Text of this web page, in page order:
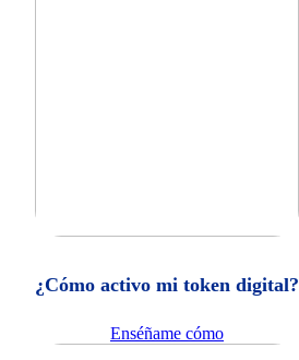
¿Cómo activo mi token digital?
Enséñame cómo